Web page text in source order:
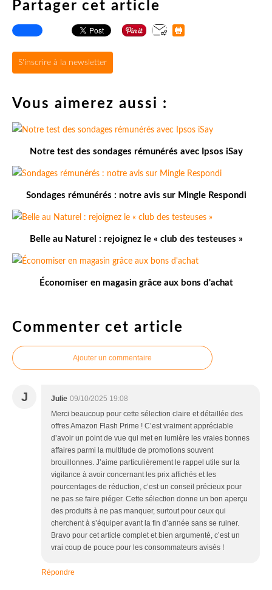
Partager cet article
S'inscrire à la newsletter
Vous aimerez aussi :
Notre test des sondages rémunérés avec Ipsos iSay
Sondages rémunérés : notre avis sur Mingle Respondi
Belle au Naturel : rejoignez le « club des testeuses »
Économiser en magasin grâce aux bons d'achat
Commenter cet article
Ajouter un commentaire
J Julie 09/10/2025 19:08
Merci beaucoup pour cette sélection claire et détaillée des
offres Amazon Flash Prime ! C’est vraiment appréciable
d’avoir un point de vue qui met en lumière les vraies bonnes
affaires parmi la multitude de promotions souvent
brouillonnes. J’aime particulièrement le rappel utile sur la
vigilance à avoir concernant les prix affichés et les
pourcentages de réduction, c’est un conseil précieux pour
ne pas se faire piéger. Cette sélection donne un bon aperçu
des produits à ne pas manquer, surtout pour ceux qui
cherchent à s’équiper avant la fin d’année sans se ruiner.
Bravo pour cet article complet et bien argumenté, c’est un
vrai coup de pouce pour les consommateurs avisés !
Répondre